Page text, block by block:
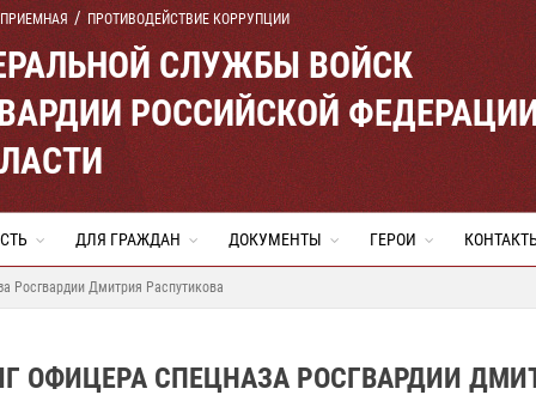
ПРОТИВОДЕЙСТВИЕ КОРРУПЦИИ
СЛУЖБЫ ВОЙСК
РОССИЙСКОЙ
ДЛЯ ГРАЖДАН ДОКУМЕНТЫ ГЕРОИ
Росгвардии Дмитрия Распутикова
ОФИЦЕРА СПЕЦНАЗА РОСГВАРДИИ